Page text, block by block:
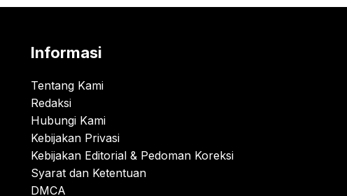
Informasi
Tentang Kami
Redaksi
Hubungi Kami
Kebijakan Privasi
Kebijakan Editorial & Pedoman Koreksi
Syarat dan Ketentuan
DMCA